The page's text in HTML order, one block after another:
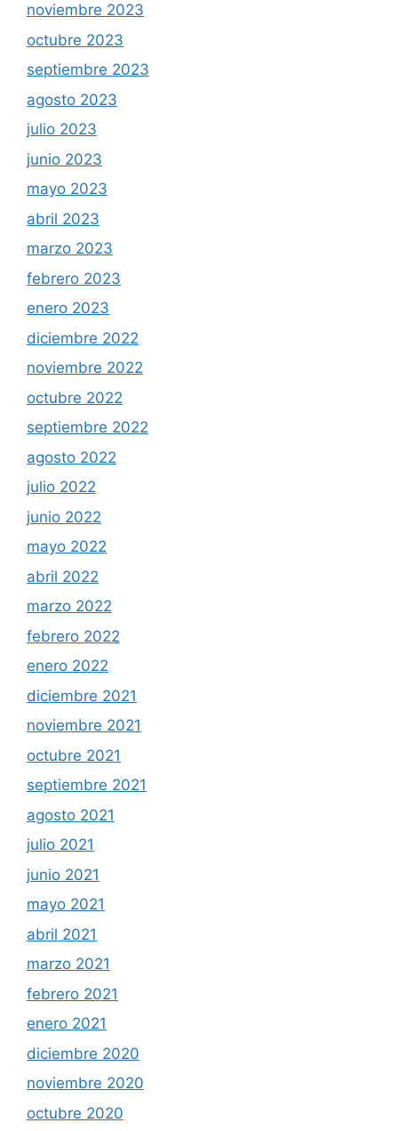
noviembre 2023
octubre 2023
septiembre 2023
agosto 2023
julio 2023
junio 2023
mayo 2023
abril 2023
marzo 2023
febrero 2023
enero 2023
diciembre 2022
noviembre 2022
octubre 2022
septiembre 2022
agosto 2022
julio 2022
junio 2022
mayo 2022
abril 2022
marzo 2022
febrero 2022
enero 2022
diciembre 2021
noviembre 2021
octubre 2021
septiembre 2021
agosto 2021
julio 2021
junio 2021
mayo 2021
abril 2021
marzo 2021
febrero 2021
enero 2021
diciembre 2020
noviembre 2020
octubre 2020